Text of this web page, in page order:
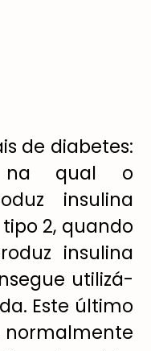
de diabetes:
na qual o
insulina
2, quando
insulina
utilizá-
Este último
normalmente